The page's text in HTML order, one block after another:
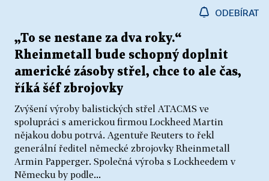
ODEBÍRAT
„To se nestane za dva roky.“
Rheinmetall bude schopný doplnit
americké zásoby střel, chce to ale čas,
říká šéf zbrojovky
Zvýšení výroby balistických střel ATACMS ve
spolupráci s americkou firmou Lockheed Martin
nějakou dobu potrvá. Agentuře Reuters to řekl
generální ředitel německé zbrojovky Rheinmetall
Armin Papperger. Společná výroba s Lockheedem v
Německu by podle...